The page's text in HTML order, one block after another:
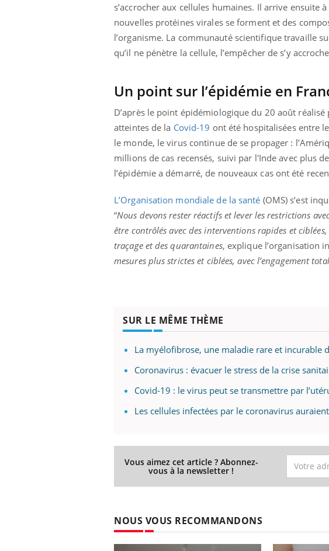
s’accrocher aux cellules humaines. Il arrive ensuite
nouvelles protéines virales se forment et des
l’organisme. La communauté scientifique travaille
qu’il ne pénètre la cellule, l’empêcher de s’y
Un point sur l’épidémie en
D’après le point épidémiologique du 20 août réalisé
atteintes de la Covid-19 ont été hospitalisées entre
le monde, le virus continue de se propager :
millions de cas recensés, suivi par l'Inde avec plus
l’épidémie a démarré, de nouveaux cas ont été
L’Organisation mondiale de la santé (OMS) s’est
“Nous devons rester réactifs et lever les restrictions
être contrôlés avec des interventions rapides et
traçage et des quarantaines, explique l’organisation
mesures plus strictes et ciblées, avec l’engagement
SUR LE MÊME THÈME
La myélofibrose, une maladie rare et incurable
Coronavirus : évacuer le stress de la crise
Covid-19 : le virus peut se transmettre par
Les cellules infectées par le coronavirus
Vous aimez cet article ? Abonnez-
vous à la newsletter !
NOUS VOUS RECOMMANDONS
Eczéma Chronique des Mains :
expliquer ma maladie Youtube
Il y a des sujets qui sont faciles à aborder...
Youtube
Carence en fer :
prévenirYoutube